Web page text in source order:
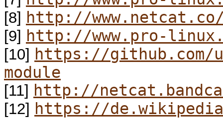
[8] http://
[9] http://www.pro-
[10] https://github.com/
module
[11] http://
[12] https://